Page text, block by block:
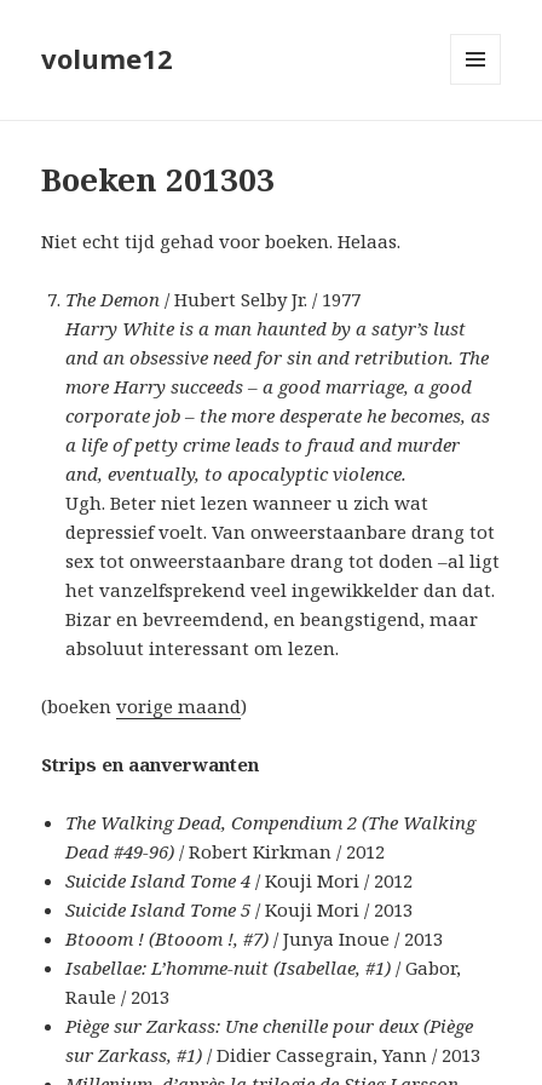
volume12
Boeken 201303
Niet echt tijd gehad voor boeken. Helaas.
The Demon / Hubert Selby Jr. / 1977
Harry White is a man haunted by a satyr’s lust
and an obsessive need for sin and retribution. The
more Harry succeeds – a good marriage, a good
corporate job – the more desperate he becomes, as
a life of petty crime leads to fraud and murder
and, eventually, to apocalyptic violence.
Ugh. Beter niet lezen wanneer u zich wat
depressief voelt. Van onweerstaanbare drang tot
sex tot onweerstaanbare drang tot doden –al ligt
het vanzelfsprekend veel ingewikkelder dan dat.
Bizar en bevreemdend, en beangstigend, maar
absoluut interessant om lezen.
(boekenvorige maand)
Strips en aanverwanten
The Walking Dead, Compendium 2 (The Walking
Dead #49-96) / Robert Kirkman / 2012
Suicide Island Tome 4 / Kouji Mori / 2012
Suicide Island Tome 5 / Kouji Mori / 2013
Btooom ! (Btooom !, #7) / Junya Inoue / 2013
Isabellae: L’homme-nuit (Isabellae, #1) / Gabor,
Raule / 2013
Piège sur Zarkass: Une chenille pour deux (Piège
sur Zarkass, #1) / Didier Cassegrain, Yann / 2013